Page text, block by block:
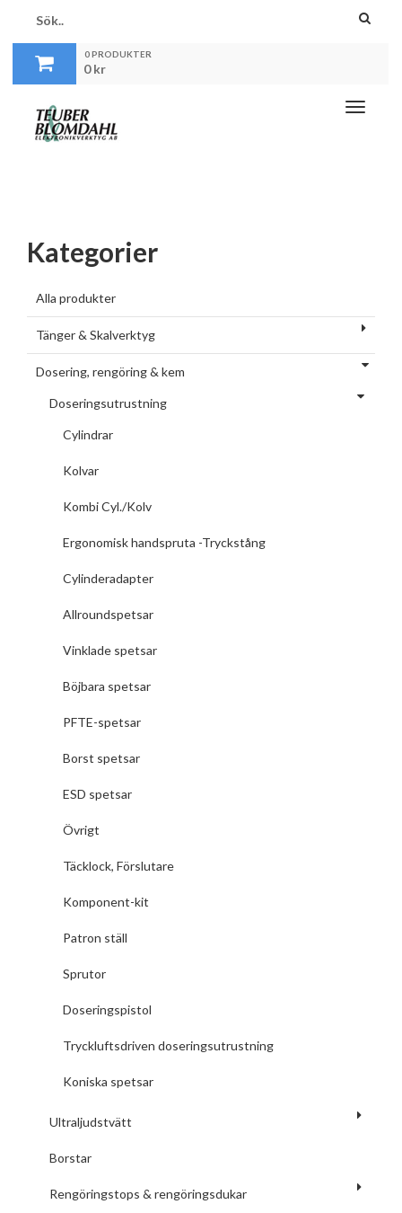
0 PRODUKTER
0kr
Toggle
Kategorier
Alla produkter
Tänger & Skalverktyg
Dosering, rengöring & kem
Doseringsutrustning
Cylindrar
Kolvar
Kombi Cyl./Kolv
Ergonomisk handspruta -Tryckstång
Cylinderadapter
Allroundspetsar
Vinklade spetsar
Böjbara spetsar
PFTE-spetsar
Borst spetsar
ESD spetsar
Övrigt
Täcklock, Förslutare
Komponent-kit
Patron ställ
Sprutor
Doseringspistol
Tryckluftsdriven doseringsutrustning
Koniska spetsar
Ultraljudstvätt
Borstar
Rengöringstops & rengöringsdukar